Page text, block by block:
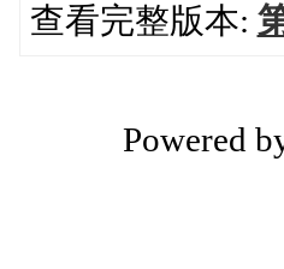
查看完整版本:
Powered